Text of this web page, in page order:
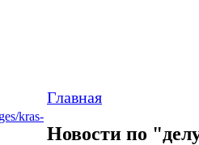
Главная
Новости по